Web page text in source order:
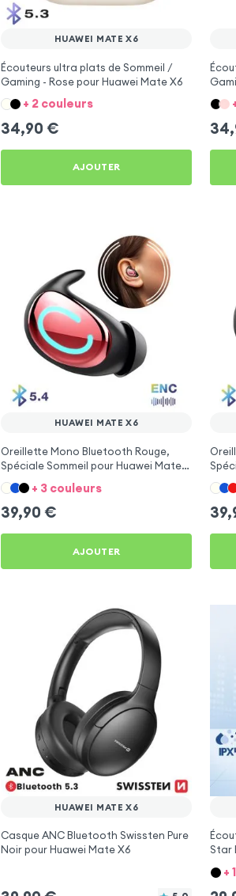
HUAWEI MATE X6
Écouteurs ultra plats de Sommeil /
Gaming - Rose pour Huawei Mate X6
+ 2 couleurs
34,90 €
AJOUTER
HUAWEI MATE X6
Oreillette Mono Bluetooth Rouge,
Spéciale Sommeil pour Huawei Mate
X6
+ 3 couleurs
39,90 €
AJOUTER
X6
HUAWEI MATE X6
Casque ANC Bluetooth Swissten Pure
Noir pour Huawei Mate X6
Star
+